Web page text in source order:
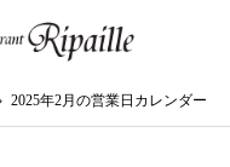
2025年2月の営業日カレンダー